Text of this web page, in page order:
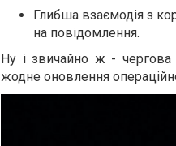
Глибша взаємодія з
на повідомлення.
Ну і звичайно ж - чергова
жодне оновлення